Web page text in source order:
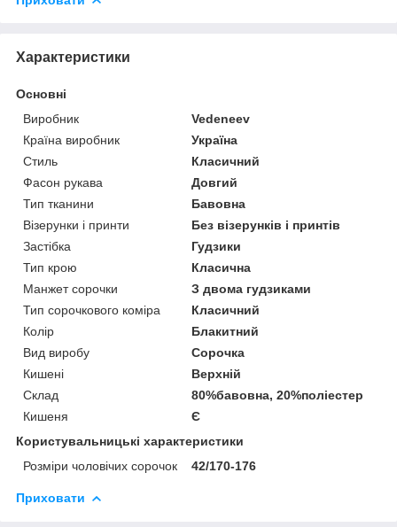
Характеристики
Основні
Виробник
Vedeneev
Країна виробник
Україна
Стиль
Класичний
Фасон рукава
Довгий
Тип тканини
Бавовна
Візерунки і принти
Без візерунків і принтів
Застібка
Гудзики
Тип крою
Класична
Манжет сорочки
З двома гудзиками
Тип сорочкового коміра
Класичний
Колір
Блакитний
Вид виробу
Сорочка
Кишені
Верхній
Склад
80%бавовна, 20%поліестер
Кишеня
Є
Користувальницькі характеристики
Розміри чоловічих сорочок
42/170-176
Приховати